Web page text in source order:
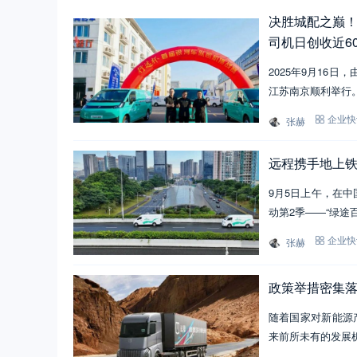
决胜城配之巅
司机日创收近
2025年9月16日，
江苏南京顺利举行
张赫 企业
远程携手地上
9月5日上午，在中
动第2季——“绿途
张赫 企业
政策举措密集
随着国家对新能
来前所未有的发展